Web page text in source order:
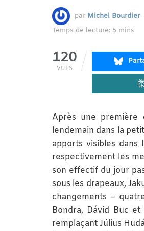
par Michel Bourdier
Temps de lecture: 5 mins
120
VUES
Après une première
lendemain dans la
apports visibles
respectivement les
son effectif du jour
sous les drapeaux,
changements –
Bondra, Dávid Buc
remplaçant Július